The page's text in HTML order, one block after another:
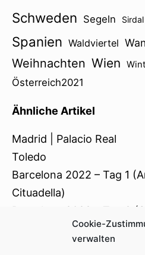
Cookie-
verwalten
Schweden Segeln Sirdal
Spanien Waldviertel
Weihnachten Wien
Österreich2021
Ähnliche Artikel
Madrid | Palacio Real
Toledo
Barcelona 2022 – Tag 1
Cituadella)
Barcelona 2022 – Tag 2
Passeig de Gràcia, Casa